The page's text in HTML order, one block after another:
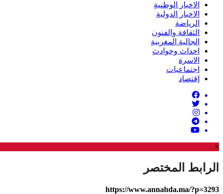
الاخبار الوطنية
الاخبار الدولية
الرياضة
الثقافة والفنون
الجالية المغربية
احداث وحوادث
الاسرة
اجتماعيات
إقتصاد
×
الرابط المختصر
https://www.annahda.ma/?p=3293